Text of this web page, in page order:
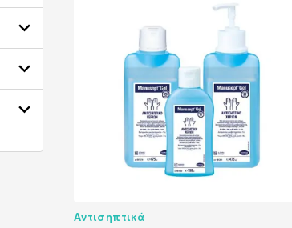



Αντισηπτικά